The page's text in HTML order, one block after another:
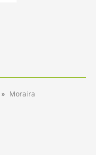
Moraira